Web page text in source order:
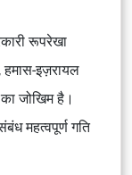
रूपरेखा
हमास-इज़रायल
जोखिम है।
महत्वपूर्ण गति